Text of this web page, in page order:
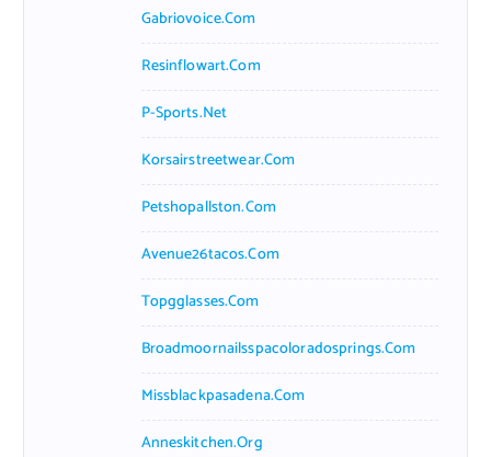
Gabriovoice.com
Resinflowart.com
P-Sports.net
Korsairstreetwear.com
Petshopallston.com
Avenue26tacos.com
Topgglasses.com
Broadmoornailsspacoloradosprings.com
Missblackpasadena.com
Anneskitchen.org